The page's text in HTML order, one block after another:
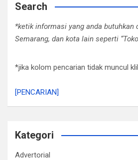
Search
*ketik informasi yang anda butuhkan
Semarang, dan kota lain seperti
*jika kolom pencarian tidak muncul
[PENCARIAN]
Kategori
Advertorial